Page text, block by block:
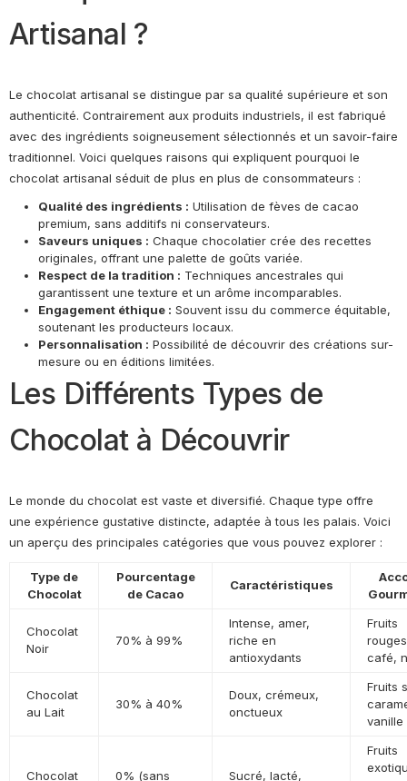
Artisanal ?
Le chocolat artisanal se distingue par sa qualité supérieure et son
authenticité. Contrairement aux produits industriels, il est fabriqué
avec des ingrédients soigneusement sélectionnés et un savoir-faire
traditionnel. Voici quelques raisons qui expliquent pourquoi le
chocolat artisanal séduit de plus en plus de consommateurs :
Qualité des ingrédients : Utilisation de fèves de cacao
premium, sans additifs ni conservateurs.
Saveurs uniques : Chaque chocolatier crée des recettes
originales, offrant une palette de goûts variée.
Respect de la tradition : Techniques ancestrales qui
garantissent une texture et un arôme incomparables.
Engagement éthique : Souvent issu du commerce équitable,
soutenant les producteurs locaux.
Personnalisation : Possibilité de découvrir des créations sur-
mesure ou en éditions limitées.
Les Différents Types de
Chocolat à Découvrir
Le monde du chocolat est vaste et diversifié. Chaque type offre
une expérience gustative distincte, adaptée à tous les palais. Voici
un aperçu des principales catégories que vous pouvez explorer :
Type de
Chocolat
Pourcentage
de Cacao
Caractéristiques
Chocolat
Noir
70% à 99%
Intense, amer,
riche en
antioxydants
Fruits
café,
Chocolat
au Lait
30% à 40%
Doux, crémeux,
onctueux
Fruits
vanille
Chocolat
0% (sans
Sucré, lacté,
Fruits